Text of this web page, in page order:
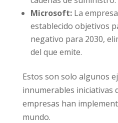
Microsoft:La
establecido objetivos
negativo para 2030,
del que emite.
Estos son solo algunos
innumerables iniciativas
empresas han
mundo.